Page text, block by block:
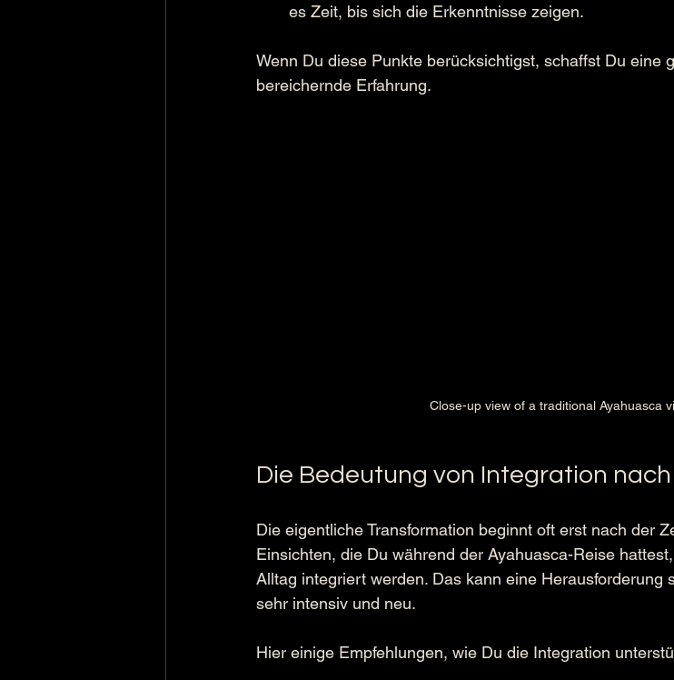
es Zeit, bis sich die Erkenntnisse zeigen.
Wenn Du diese Punkte berücksichtigst, schaffst Du eine
bereichernde Erfahrung.
Close-up view of a traditional Ayahuasca
Die Bedeutung von Integration
Die eigentliche Transformation beginnt oft erst nach der
Einsichten, die Du während der Ayahuasca-Reise
Alltag integriert werden. Das kann eine Herausforderung
sehr intensiv und neu.
Hier einige Empfehlungen, wie Du die Integration